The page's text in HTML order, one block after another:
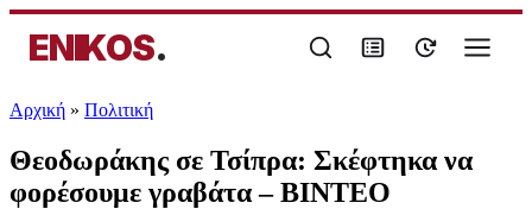
ENIKOS.
Αρχική » Πολιτική
Θεοδωράκης σε Τσίπρα: Σκέφτηκα να
φορέσουμε γραβάτα – ΒΙΝΤΕΟ